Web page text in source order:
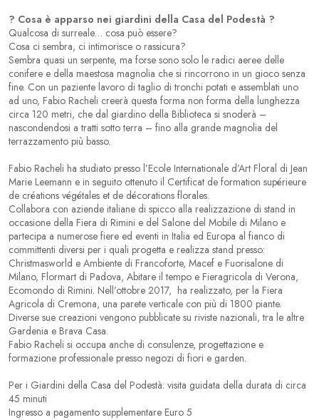
? Cosa è apparso nei giardini della Casa del Podestà ?
Qualcosa di surreale… cosa può essere?
Cosa ci sembra, ci intimorisce o rassicura?
Sembra quasi un serpente, ma forse sono solo le radici aeree delle
conifere e della maestosa magnolia che si rincorrono in un gioco senza
fine. Con un paziente lavoro di taglio di tronchi potati e assemblati uno
ad uno, Fabio Racheli creerà questa forma non forma della lunghezza
circa 120 metri, che dal giardino della Biblioteca si snoderà –
nascondendosi a tratti sotto terra – fino alla grande magnolia del
terrazzamento più basso.
Fabio Racheli ha studiato presso l’Ecole Internationale d’Art Floral di Jean
Marie Leemann e in seguito ottenuto il Certificat de formation supérieure
de créations végétales et de décorations florales.
Collabora con aziende italiane di spicco alla realizzazione di stand in
occasione della Fiera di Rimini e del Salone del Mobile di Milano e
partecipa a numerose fiere ed eventi in Italia ed Europa al fianco di
committenti diversi per i quali progetta e realizza stand presso:
Christmasworld e Ambiente di Francoforte, Macef e Fuorisalone di
Milano, Flormart di Padova, Abitare il tempo e Fieragricola di Verona,
Ecomondo di Rimini. Nell’ottobre 2017, ha realizzato, per la Fiera
Agricola di Cremona, una parete verticale con più di 1800 piante.
Diverse sue creazioni vengono pubblicate su riviste nazionali, tra le altre
Gardenia e Brava Casa.
Fabio Racheli si occupa anche di consulenze, progettazione e
formazione professionale presso negozi di fiori e garden.
Per i Giardini della Casa del Podestà: visita guidata della durata di circa
45 minuti
Ingresso a pagamento supplementare Euro 5